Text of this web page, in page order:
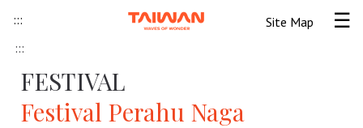
::: Site Map
Informasi Umum
:::
FESTIVAL
Festival Perahu Naga